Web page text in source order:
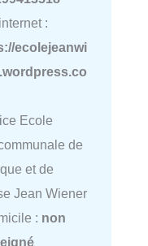
:
ecolejeanwi
Ecole
de
et de
Jean Wiener
: non